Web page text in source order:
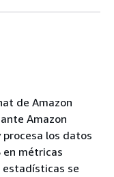
de Amazon
Amazon
los datos
en métricas
estadísticas se